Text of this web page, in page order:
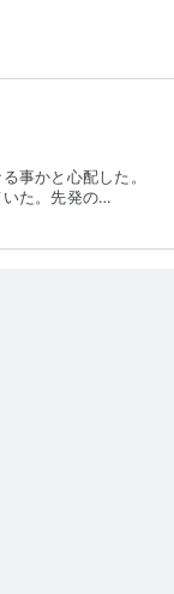
事かと心配した。
いた。先発の…